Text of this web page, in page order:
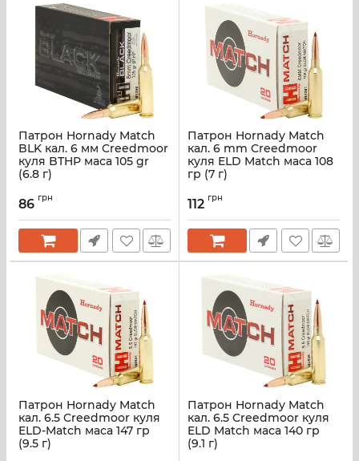
Патрон Hornady Match
BLK кал. 6 мм Creedmoor
куля BTHP маса 105 gr
(6.8 г)
86 грн
Патрон Hornady Match
кал. 6 mm Creedmoor
куля ELD Match маса 108
гр (7 г)
112 грн
Патрон Hornady Match
кал. 6.5 Creedmoor куля
ELD-Match маса 147 гр
(9.5 г)
Патрон Hornady Match
кал. 6.5 Creedmoor куля
ELD Match маса 140 гр
(9.1 г)